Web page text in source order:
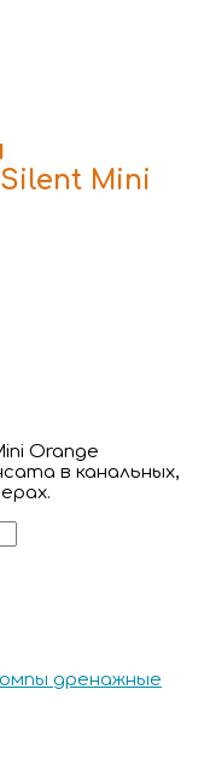
Mini
Orange
в канальных,
дренажные